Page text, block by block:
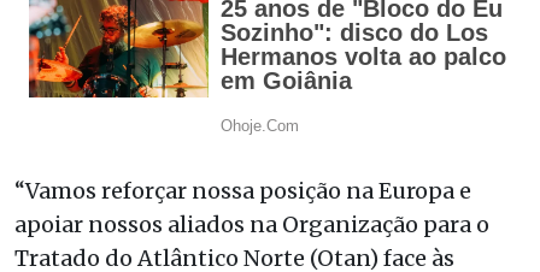
“Vamos reforçar nossa posição na Europa e
apoiar nossos aliados na Organização para o
Tratado do Atlântico Norte (Otan) face às